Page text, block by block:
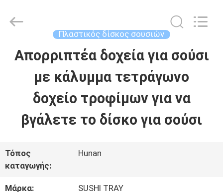
ΣΠΊΤΙ
ΠΡΟΪΌΝΤΑ
ΠΕΡΊΠΟΥ
ΕΜΕΊΣ
ΓΎΡΟΣ
Import
Πλαστικός δίσκος σουσιών
Απορριπτέα δοχεία για σούσι
με κάλυμμα τετράγωνο
δοχείο τροφίμων για να
βγάλετε το δίσκο για σούσι
Τόπος
καταγωγής:
Hunan
Μάρκα: SUSHI TRAY